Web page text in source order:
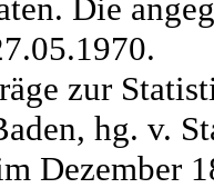
Die
zur
hg. v.
Dezember